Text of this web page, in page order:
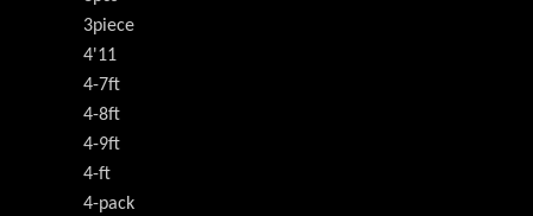
3piece
4'11
4-7ft
4-8ft
4-9ft
4-ft
4-pack